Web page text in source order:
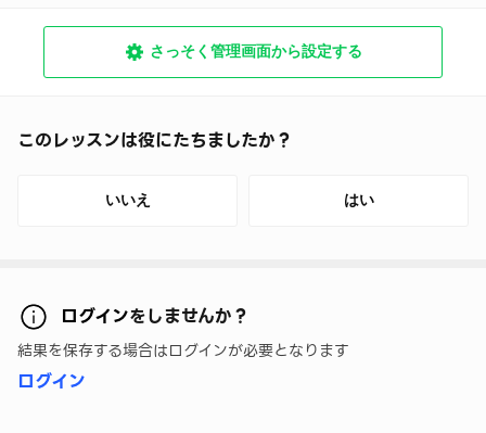
さっそく管理画面から設定する
このレッスンは役にたちましたか？
いいえ はい
ログインをしませんか？
結果を保存する場合はログインが必要となります
ログイン